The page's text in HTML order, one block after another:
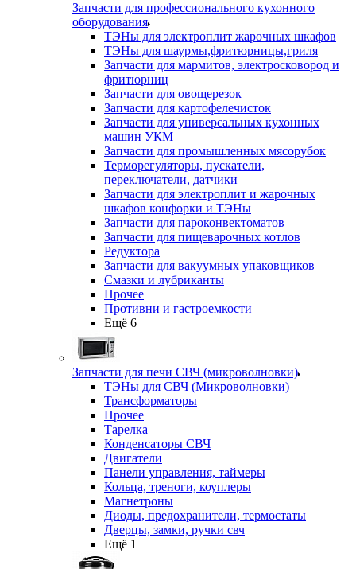
Запчасти для профессионального кухонного
оборудования
ТЭНы для электроплит жарочных шкафов
ТЭНы для шаурмы,фритюрницы,гриля
Запчасти для мармитов, электросковород и
фритюрниц
Запчасти для овощерезок
Запчасти для картофелечисток
Запчасти для универсальных кухонных
машин УКМ
Запчасти для промышленных мясорубок
Терморегуляторы, пускатели,
переключатели, датчики
Запчасти для электроплит и жарочных
шкафов конфорки и ТЭНы
Запчасти для пароконвектоматов
Запчасти для пищеварочных котлов
Редуктора
Запчасти для вакуумных упаковщиков
Смазки и лубриканты
Прочее
Противни и гастроемкости
Ещё 6
Запчасти для печи СВЧ (микроволновки)
ТЭНы для СВЧ (Микроволновки)
Трансформаторы
Прочее
Тарелка
Конденсаторы СВЧ
Двигатели
Панели управления, таймеры
Кольца, треноги, коуплеры
Магнетроны
Диоды, предохранители, термостаты
Дверцы, замки, ручки свч
Ещё 1